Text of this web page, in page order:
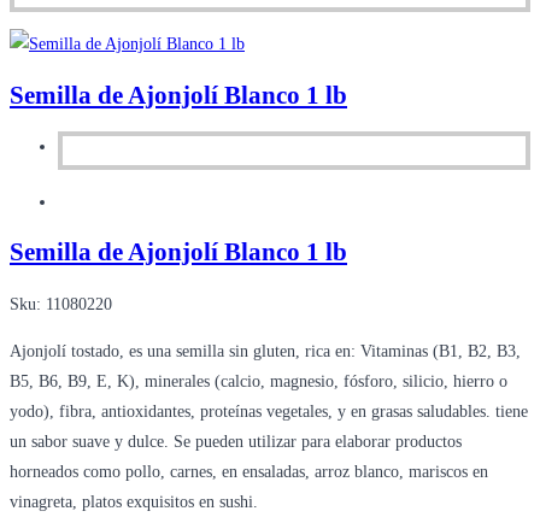
Semilla de Ajonjolí Blanco 1 lb
Semilla de Ajonjolí Blanco 1 lb
Sku: 11080220
Ajonjolí tostado, es una semilla sin gluten, rica en: Vitaminas (B1, B2, B3,
B5, B6, B9, E, K), minerales (calcio, magnesio, fósforo, silicio, hierro o
yodo), fibra, antioxidantes, proteínas vegetales, y en grasas saludables. tiene
un sabor suave y dulce. Se pueden utilizar para elaborar productos
horneados como pollo, carnes, en ensaladas, arroz blanco, mariscos en
vinagreta, platos exquisitos en sushi.